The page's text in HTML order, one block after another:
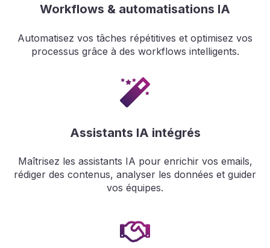
Workflows & automatisations IA
Automatisez vos tâches répétitives et optimisez vos
processus grâce à des workflows intelligents.
Assistants IA intégrés
Maîtrisez les assistants IA pour enrichir vos emails,
rédiger des contenus, analyser les données et guider
vos équipes.